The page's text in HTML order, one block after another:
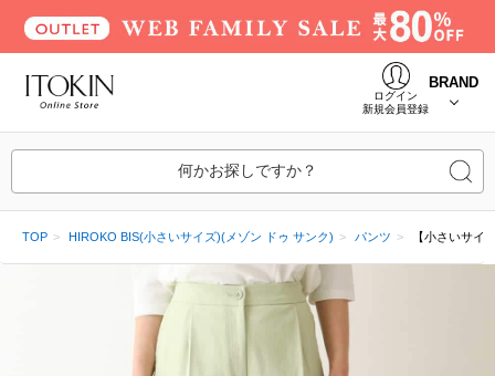
ログイン
新規会員登録
BRAND
何かお探しですか？
TOP HIROKO BIS(小さいサイズ)(メゾン ドゥ サンク) パンツ 【小さいサイ